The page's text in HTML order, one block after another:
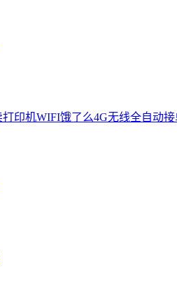
印机WIFI饿了么4G无线全自动